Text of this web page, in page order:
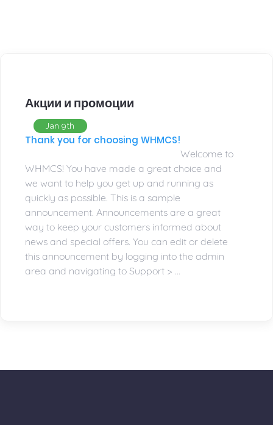
Акции и промоции
Jan 9th
Thank you for choosing WHMCS!
Welcome to
WHMCS! You have made a great choice and
we want to help you get up and running as
quickly as possible. This is a sample
announcement. Announcements are a great
way to keep your customers informed about
news and special offers. You can edit or delete
this announcement by logging into the admin
area and navigating to Support > ...